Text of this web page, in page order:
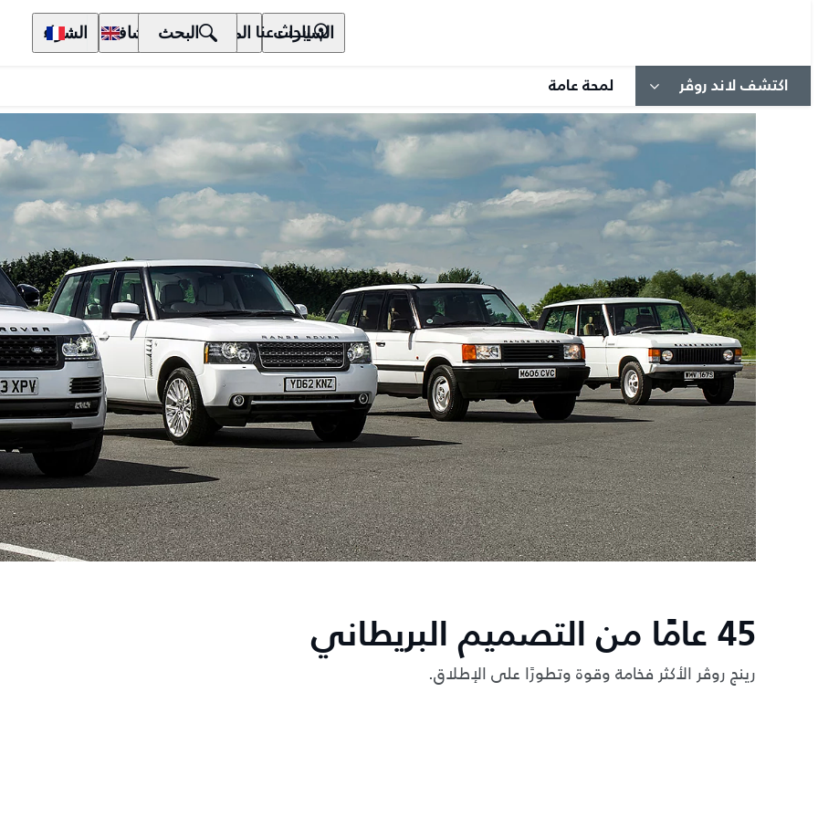
السيارات المالكون الاكتشاف الشراء ابحث عنا البحث
اكتشف لاند روڤر لمحة عامة
45 عامًا من التصميم البريطاني
رينج روڤر الأكثر فخامة وقوة وتطورًا على الإطلاق.
3
/
5